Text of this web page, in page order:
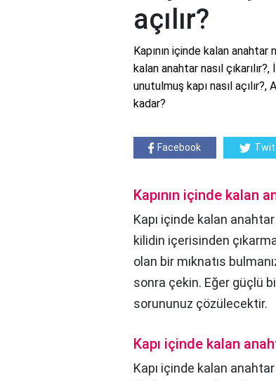
açılır?
Kapının içinde kalan anahtar
kalan anahtar nasıl
unutulmuş kapı nasıl açılır?,
kadar?
Facebook
Kapının içinde kalan
Kapı içinde kalan anahtar
kilidin içerisinden
olan bir mıknatıs
sonra çekin. Eğer güçlü
sorununuz çözülecektir.
Kapı içinde kalan
Kapı içinde kalan anahtar